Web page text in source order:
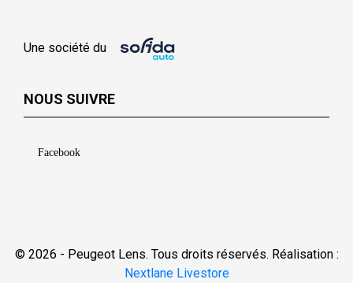
Une société du
NOUS SUIVRE
Facebook
© 2026 - Peugeot Lens. Tous droits réservés. Réalisation :
Nextlane Livestore